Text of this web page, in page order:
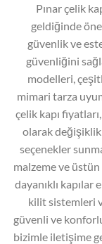
Pınar çelik
geldiğinde
güvenlik ve
güvenliğini
modelleri,
mimari tarza
çelik kapı
olarak
seçenekler
malzeme ve
dayanıklı kapılar
kilit sistemleri
güvenli ve
bizimle iletişime